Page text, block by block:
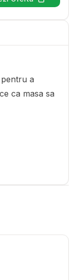
(se deschide
a
ca masa sa